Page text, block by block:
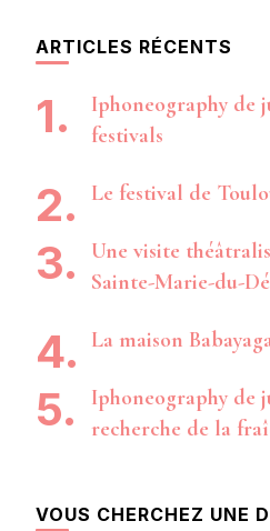
ARTICLES RÉCENTS
Iphoneography de
festivals
Le festival de
Une visite
Sainte-Marie-du-
La maison
Iphoneography de
recherche de la
VOUS CHERCHEZ UNE